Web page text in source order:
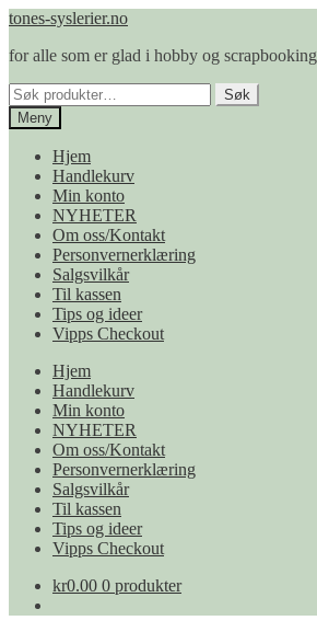
Hopp
navigasjon
Hopp
innhold
tones-syslerier.no
for alle som er glad i hobby og scrapbooking
Søk
etter:
Søk
Meny
Hjem
Handlekurv
Min konto
NYHETER
Om oss/Kontakt
Personvernerklæring
Salgsvilkår
Til kassen
Tips og ideer
Vipps Checkout
Hjem
Handlekurv
Min konto
NYHETER
Om oss/Kontakt
Personvernerklæring
Salgsvilkår
Til kassen
Tips og ideer
Vipps Checkout
kr0.00 0 produkter